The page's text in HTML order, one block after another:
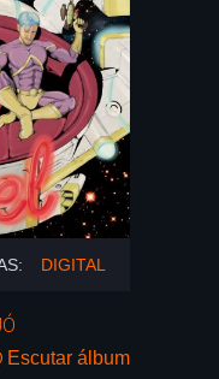
DIGITAL
Escutar álbum